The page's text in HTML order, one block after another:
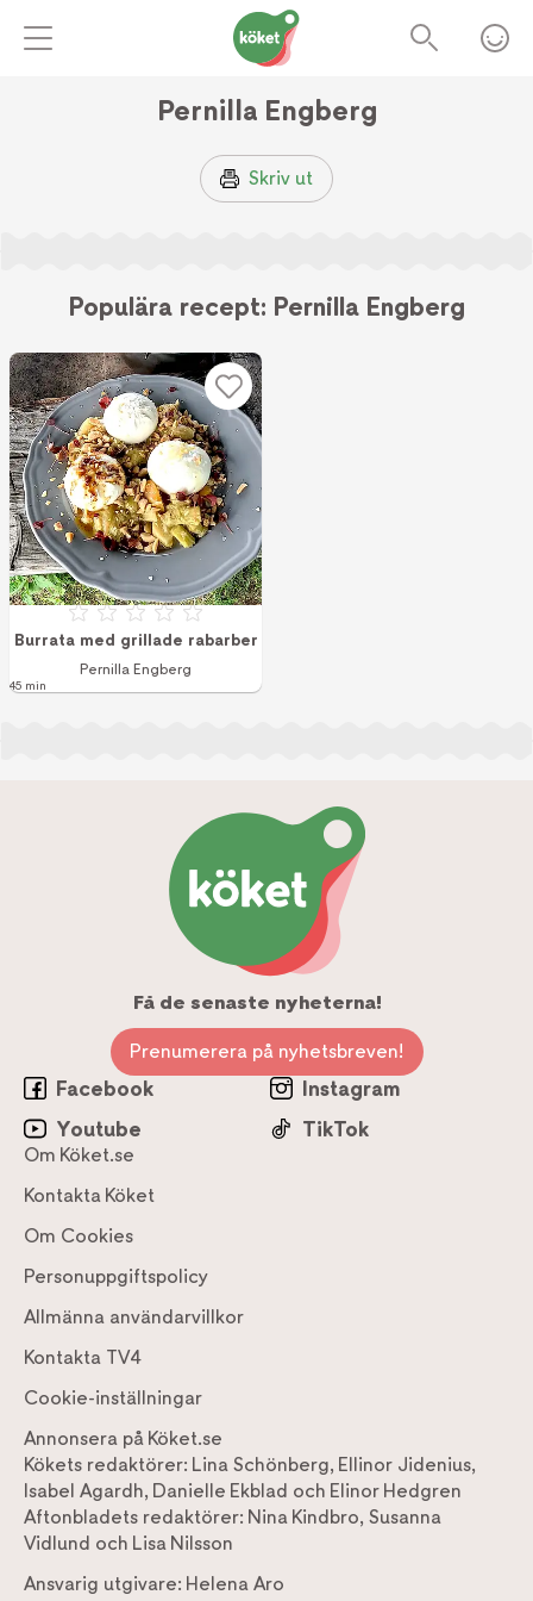
Pernilla Engberg
Skriv ut
Populära recept: Pernilla Engberg
Betyg: 0 av 5
Burrata med grillade rabarber
Pernilla Engberg
45 min
Få de senaste nyheterna!
Prenumerera på nyhetsbreven!
Facebook
Instagram
Youtube
TikTok
Om Köket.se
Kontakta Köket
Om Cookies
Personuppgiftspolicy
Allmänna användarvillkor
Kontakta TV4
Cookie-inställningar
Annonsera på Köket.se
Kökets redaktörer: Lina Schönberg, Ellinor Jidenius,
Isabel Agardh, Danielle Ekblad och Elinor Hedgren
Aftonbladets redaktörer: Nina Kindbro, Susanna
Vidlund och Lisa Nilsson
Ansvarig utgivare: Helena Aro